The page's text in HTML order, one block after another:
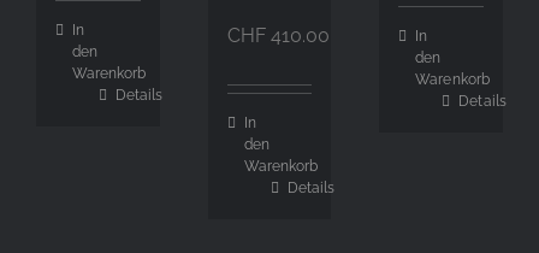
In
den
Warenkorb
Details
CHF410.00
In
den
Warenkorb
Details
In
den
Warenkorb
Details